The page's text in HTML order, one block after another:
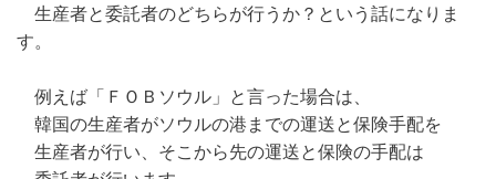
生産者と委託者のどちらが行うか？という話になりま
す。
例えば「ＦＯＢソウル」と言った場合は、
韓国の生産者がソウルの港までの運送と保険手配を
生産者が行い、 そこから先の運送と保険の手配は